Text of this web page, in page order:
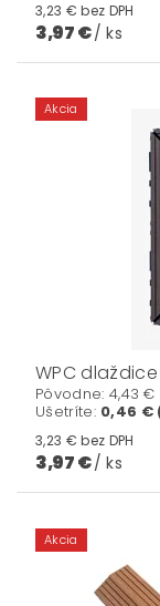
3,23 € bez DPH
3,97 €/ ks
Akcia
WPC
Pôvodne: 4,43 €
Ušetríte: 0,46 €
3,23 € bez DPH
3,97 €/ ks
Akcia